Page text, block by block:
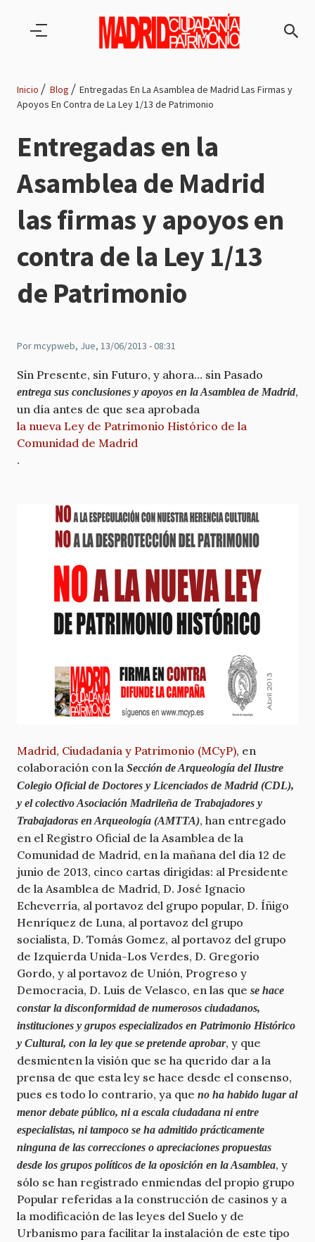
de
navegación
Inicio Blog
Entregadas En La Asamblea de Madrid Las Firmas y
Apoyos En Contra de La Ley 1/13 de Patrimonio
Entregadas en la
Asamblea de Madrid
las firmas y apoyos en
contra de la Ley 1/13
de Patrimonio
Pormcypweb, Jue, 13/06/2013 - 08:31
Sin Presente, sin Futuro, y ahora… sin Pasado
entrega sus conclusiones y apoyos en la Asamblea de Madrid,
un día antes de que sea aprobada
la nueva Ley de Patrimonio Histórico de la
Comunidad de Madrid
.
Madrid, Ciudadanía y Patrimonio (MCyP), en
colaboración con la Sección de Arqueología del Ilustre
Colegio Oficial de Doctores y Licenciados de Madrid (CDL),
y el colectivo Asociación Madrileña de Trabajadores y
Trabajadoras en Arqueología (AMTTA), han entregado
en el Registro Oficial de la Asamblea de la
Comunidad de Madrid, en la mañana del día 12 de
junio de 2013, cinco cartas dirigidas: al Presidente
de la Asamblea de Madrid, D. José Ignacio
Echeverría, al portavoz del grupo popular, D. Íñigo
Henríquez de Luna, al portavoz del grupo
socialista, D. Tomás Gomez, al portavoz del grupo
de Izquierda Unida-Los Verdes, D. Gregorio
Gordo, y al portavoz de Unión, Progreso y
Democracia, D. Luis de Velasco, en las que se hace
constar la disconformidad de numerosos ciudadanos,
instituciones y grupos especializados en Patrimonio Histórico
y Cultural, con la ley que se pretende aprobar, y que
desmienten la visión que se ha querido dar a la
prensa de que esta ley se hace desde el consenso,
pues es todo lo contrario, ya que no ha habido lugar al
menor debate público, ni a escala ciudadana ni entre
especialistas, ni tampoco se ha admitido prácticamente
ninguna de las correcciones o apreciaciones propuestas
desde los grupos políticos de la oposición en la Asamblea, y
sólo se han registrado enmiendas del propio grupo
Popular referidas a la construcción de casinos y a
la modificación de las leyes del Suelo y de
Urbanismo para facilitar la instalación de este tipo